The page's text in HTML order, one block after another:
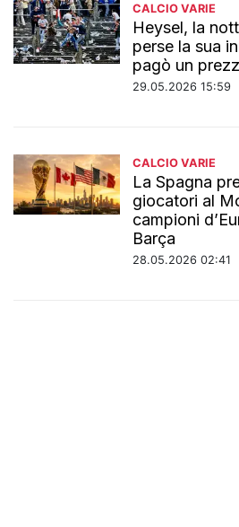
CALCIO VARIE
Heysel, la
perse la sua
pagò un
29.05.2026 15:59
CALCIO VARIE
La Spagna
giocatori al
campioni
Barça
28.05.2026 02:41